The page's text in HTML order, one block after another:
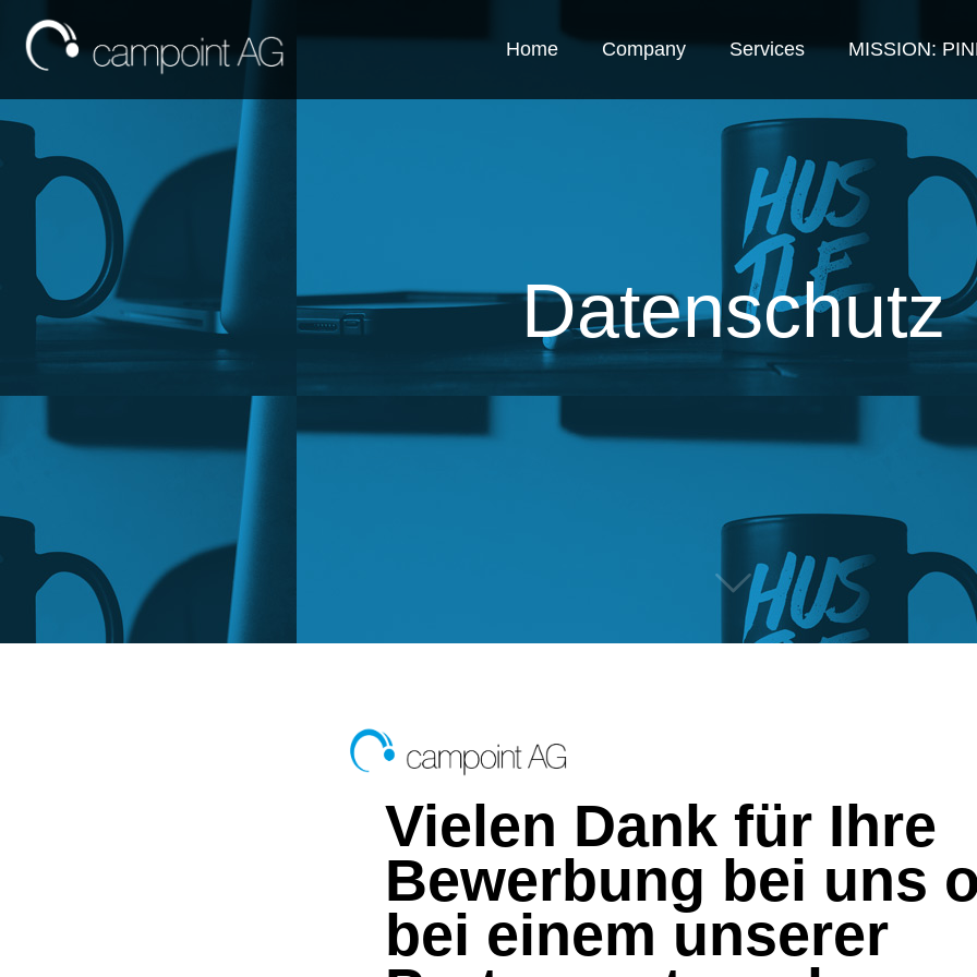
Home Company Services MISSION:
Datenschutz
Vielen Dank für Ihre
Bewerbung bei uns
bei einem unserer